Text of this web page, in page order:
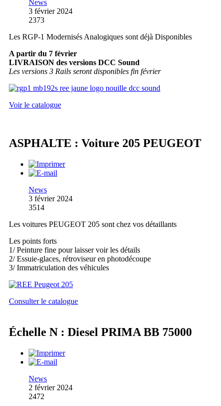
News
3 février 2024
2373
Les RGP-1 Modernisés Analogiques sont déjà Disponibles
A partir du 7 février
LIVRAISON des versions DCC Sound
Les versions 3 Rails seront disponibles fin février
Voir le catalogue
ASPHALTE : Voiture 205 PEUGEOT
News
3 février 2024
3514
Les voitures PEUGEOT 205 sont chez vos détaillants
Les points forts
1/ Peinture fine pour laisser voir les détails
2/ Essuie-glaces, rétroviseur en photodécoupe
3/ Immatriculation des véhicules
Consulter le catalogue
Échelle N : Diesel PRIMA BB 75000
News
2 février 2024
2472